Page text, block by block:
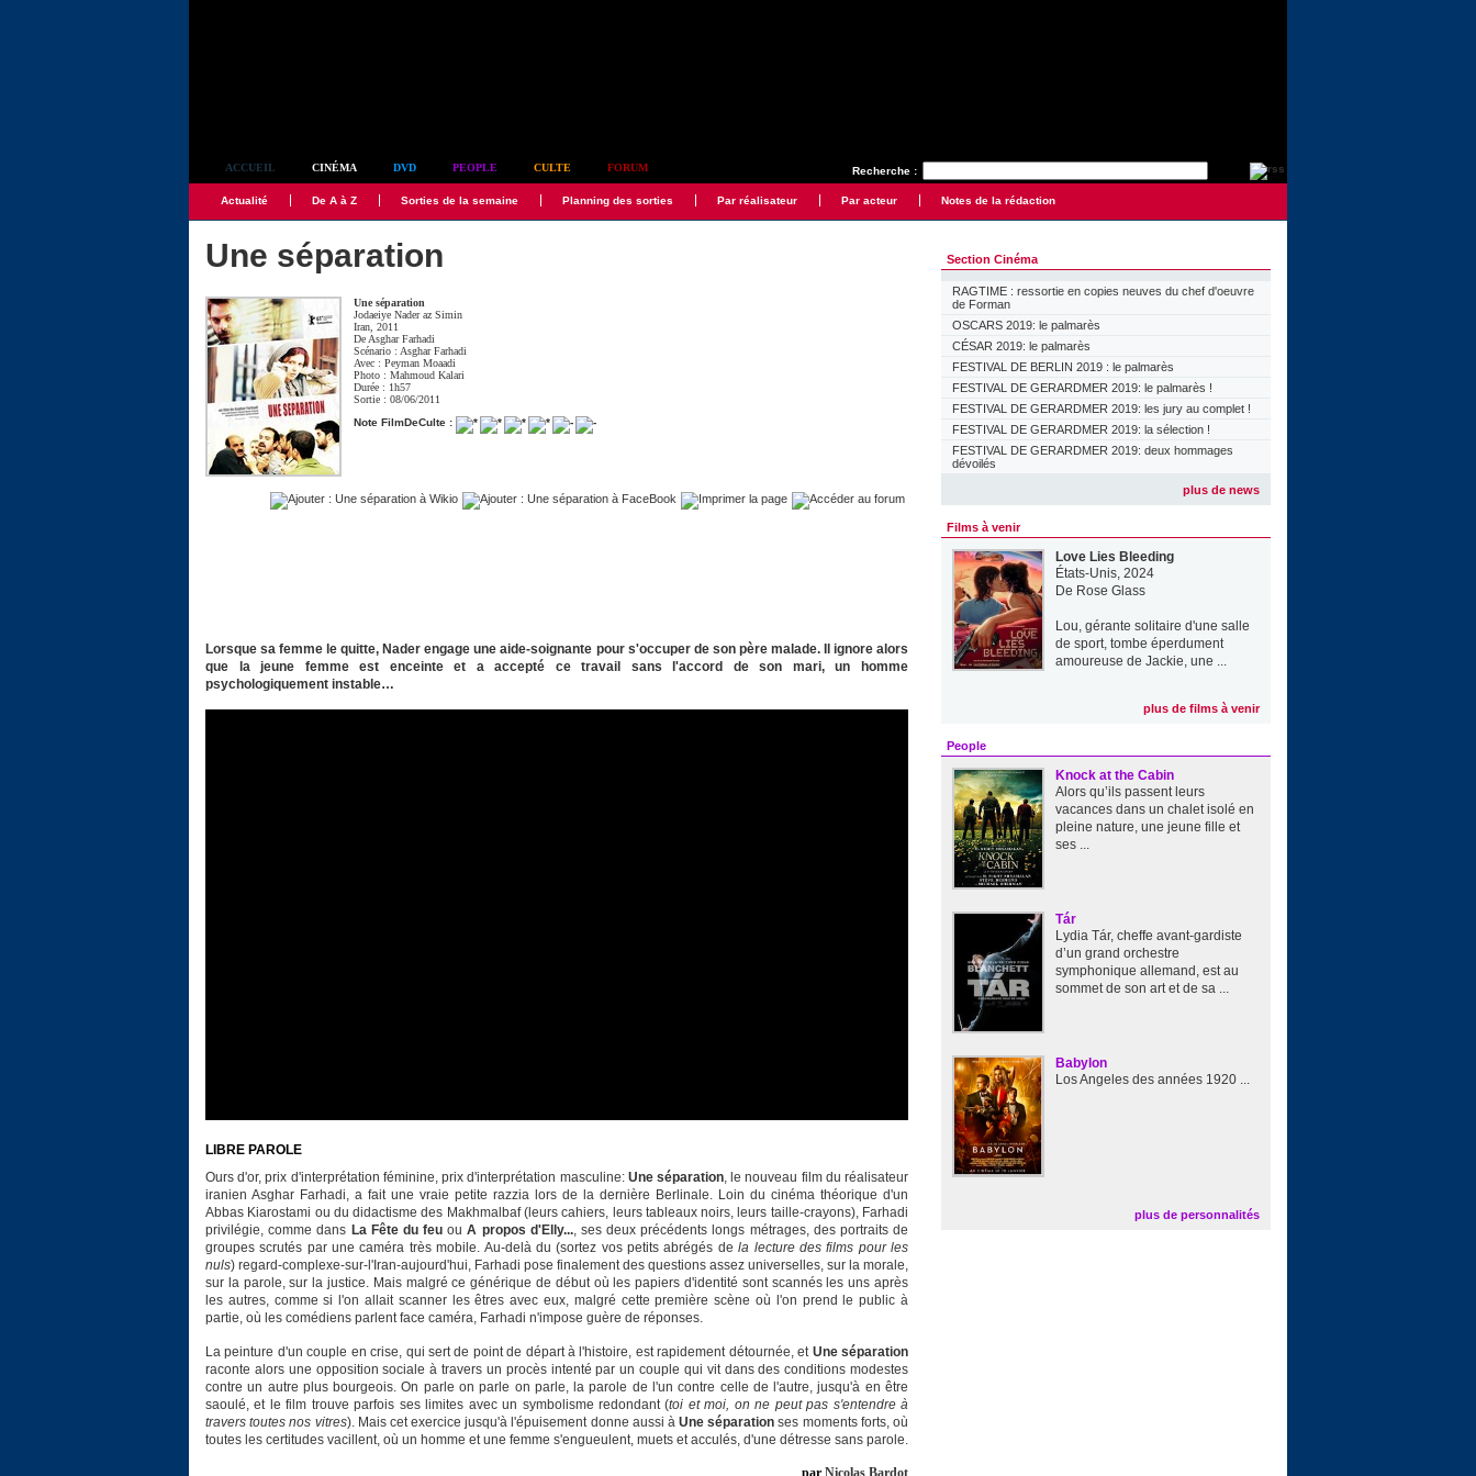
Recherche :
ACCUEIL CINÉMA DVD PEOPLE CULTE FORUM
Actualité De A à Z Sorties de la semaine Planning des sorties Par réalisateur Par acteur Notes de la rédaction
Une séparation
Une séparation
Jodaeiye Nader az Simin
Iran, 2011
De Asghar Farhadi
Scénario : Asghar Farhadi
Avec :Peyman Moaadi
Photo :Mahmoud Kalari
Durée : 1h57
Sortie : 08/06/2011
Note FilmDeCulte :
Lorsque sa femme le quitte, Nader engage une aide-soignante pour s'occuper de son père malade. Il ignore alors
que la jeune femme est enceinte et a accepté ce travail sans l'accord de son mari, un homme
psychologiquement instable…
LIBRE PAROLE
Ours d'or, prix d'interprétation féminine, prix d'interprétation masculine: Une séparation, le nouveau film du réalisateur
iranien Asghar Farhadi, a fait une vraie petite razzia lors de la dernière Berlinale. Loin du cinéma théorique d'un
Abbas Kiarostami ou du didactisme des Makhmalbaf (leurs cahiers, leurs tableaux noirs, leurs taille-crayons), Farhadi
privilégie, comme dans La Fête du feu ouA propos d'Elly..., ses deux précédents longs métrages, des portraits de
groupes scrutés par une caméra très mobile. Au-delà du (sortez vos petits abrégés dela lecture des films pour les
nuls) regard-complexe-sur-l'Iran-aujourd'hui, Farhadi pose finalement des questions assez universelles, sur la morale,
sur la parole, sur la justice. Mais malgré ce générique de début où les papiers d'identité sont scannés les uns après
les autres, comme si l'on allait scanner les êtres avec eux, malgré cette première scène où l'on prend le public à
partie, où les comédiens parlent face caméra, Farhadi n'impose guère de réponses.
La peinture d'un couple en crise, qui sert de point de départ à l'histoire, est rapidement détournée, et Une séparation
raconte alors une opposition sociale à travers un procès intenté par un couple qui vit dans des conditions modestes
contre un autre plus bourgeois. On parle on parle on parle, la parole de l'un contre celle de l'autre, jusqu'à en être
saoulé, et le film trouve parfois ses limites avec un symbolisme redondant (toi et moi, on ne peut pas s'entendre à
travers toutes nos vitres). Mais cet exercice jusqu'à l'épuisement donne aussi àUne séparation ses moments forts, où
toutes les certitudes vacillent, où un homme et une femme s'engueulent, muets et acculés, d'une détresse sans parole.
par Nicolas Bardot
Section Cinéma
RAGTIME : ressortie en copies neuves du chef d'oeuvre
de Forman
OSCARS 2019: le palmarès
CÉSAR 2019: le palmarès
FESTIVAL DE BERLIN 2019 : le palmarès
FESTIVAL DE GERARDMER 2019: le palmarès !
FESTIVAL DE GERARDMER 2019: les jury au complet !
FESTIVAL DE GERARDMER 2019: la sélection !
FESTIVAL DE GERARDMER 2019: deux hommages
dévoilés
plus de news
Films à venir
Love Lies Bleeding
États-Unis, 2024
De Rose Glass
Lou, gérante solitaire d'une salle
de sport, tombe éperdument
amoureuse de Jackie, une ...
plus de films à venir
People
Knock at the Cabin
Alors qu’ils passent leurs
vacances dans un chalet isolé en
pleine nature, une jeune fille et
ses ...
Tár
Lydia Tár, cheffe avant-gardiste
d’un grand orchestre
symphonique allemand, est au
sommet de son art et de sa ...
Babylon
Los Angeles des années 1920 ...
plus de personnalités